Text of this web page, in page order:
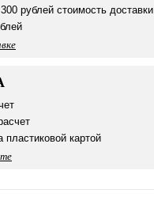
рублей стоимость доставки
картой